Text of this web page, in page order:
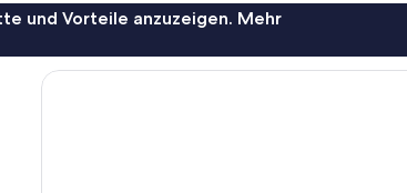
und Vorteile anzuzeigen. Mehr